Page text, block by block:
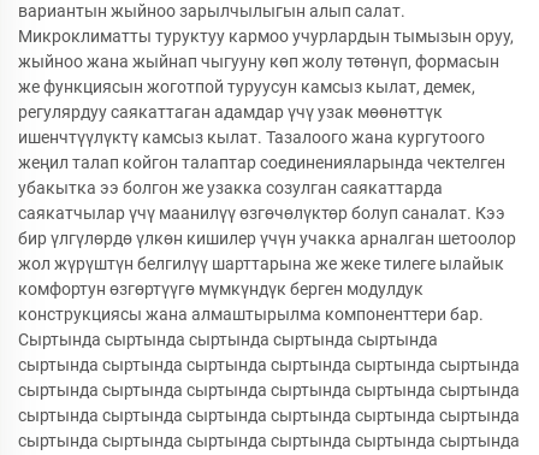
вариантын жыйноо зарылчылыгын алып салат.
Микроклиматты туруктуу кармоо учурлардын тымызын оруу,
жыйноо жана жыйнап чыгууну көп жолу төтөнүп, формасын
же функциясын жоготпой туруусун камсыз кылат, демек,
регулярдуу саякаттаган адамдар үчү узак мөөнөттүк
ишенчтүүлүктү камсыз кылат. Тазалоого жана кургутоого
жеңил талап койгон талаптар соединенияларында чектелген
убакытка ээ болгон же узакка созулган саякаттарда
саякатчылар үчү маанилүү өзгөчөлүктөр болуп саналат. Кээ
бир үлгүлөрдө үлкөн кишилер үчүн учакка арналган шетоолор
жол жүрүштүн белгилүү шарттарына же жеке тилеге ылайык
комфортун өзгөртүүгө мүмкүндүк берген модулдук
конструкциясы жана алмаштырылма компоненттери бар.
Сыртында сыртында сыртында сыртында сыртында
сыртында сыртында сыртында сыртында сыртында сыртында
сыртында сыртында сыртында сыртында сыртында сыртында
сыртында сыртында сыртында сыртында сыртында сыртында
сыртында сыртында сыртында сыртында сыртында сыртында